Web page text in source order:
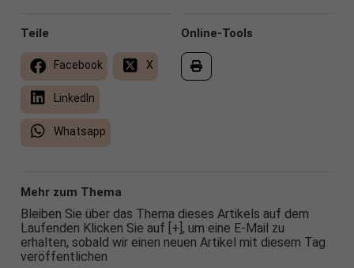
Online-Tools
Teile
Facebook X
LinkedIn
Whatsapp
Mehr zum Thema
Bleiben Sie über das Thema dieses Artikels auf dem
Laufenden Klicken Sie auf [+], um eine E-Mail zu
erhalten, sobald wir einen neuen Artikel mit diesem Tag
veröffentlichen